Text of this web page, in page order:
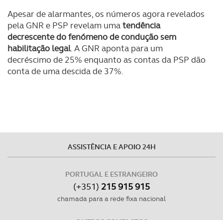
consentimento e quando tal se afigure estritamente
necessário no contexto dos serviços a prestar.
Realçamos que o bloqueio de certo tipo de Cookies e
tecnologias similares pode ter impacto na sua
Apesar de alarmantes, os números agora revelados
pela GNR e PSP revelam umatendência
decrescente do fenómeno de condução sem
habilitação legal. A GNR aponta para um
decréscimo de 25% enquanto as contas da PSP dão
conta de uma descida de 37%.
ASSISTÊNCIA E APOIO 24H
PORTUGAL E ESTRANGEIRO
(+351) 215 915 915
chamada para a rede fixa nacional